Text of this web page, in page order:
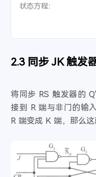
状态方程：
同步 JK 触发
将同步 RS 触发器的
接到 R 端与非门的输
R 端变成 K 端，那么这